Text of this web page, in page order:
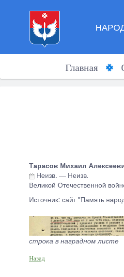
Главная
Тарасов Михаил
Неизв. — Неизв.
Великой Отечественной
Источник: сайт "Память
строка в наградном листе
Назад